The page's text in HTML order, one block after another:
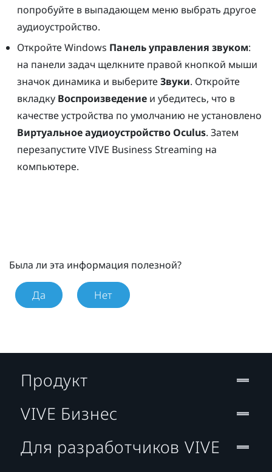
попробуйте в выпадающем меню выбрать другое
аудиоустройство.
Откройте Windows Панель управления звуком:
на панели задач щелкните правой кнопкой мыши
значок динамика и выберите Звуки. Откройте
вкладку Воспроизведениеи убедитесь, что в
качестве устройства по умолчанию не установлено
Виртуальное аудиоустройство Oculus. Затем
перезапустите VIVE Business Streaming на
компьютере.
Была ли эта информация полезной?
Да Нет
Продукт
VIVE Бизнес
Для разработчиков VIVE